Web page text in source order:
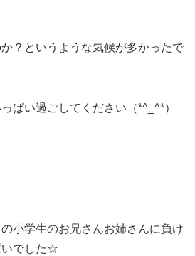
？というような気候が多かったで
ぱい過ごしてください（*^_^*）
小学生のお兄さんお姉さんに負け
いでした☆